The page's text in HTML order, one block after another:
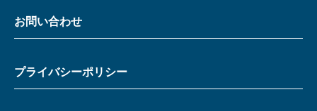
お問い合わせ
プライバシーポリシー